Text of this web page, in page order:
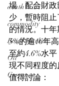
death cross
commodity
Bond Market
Oil
Currency
場，配合財
少，暫時阻
的情況。十
5%的逾16年
至約4.6%水
現不同程度
值得討論：